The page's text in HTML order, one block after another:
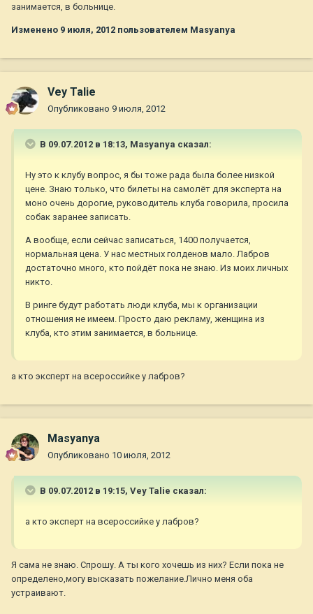
занимается, в больнице.
Изменено 9 июля, 2012 пользователем Masyanya
Vey Talie
Опубликовано 9 июля, 2012
В 09.07.2012 в 18:13, Masyanya сказал:
Ну это к клубу вопрос, я бы тоже рада была более низкой
цене. Знаю только, что билеты на самолёт для эксперта на
моно очень дорогие, руководитель клуба говорила, просила
собак заранее записать.
А вообще, если сейчас записаться, 1400 получается,
нормальная цена. У нас местных голденов мало. Лабров
достаточно много, кто пойдёт пока не знаю. Из моих личных
никто.
В ринге будут работать люди клуба, мы к организации
отношения не имеем. Просто даю рекламу, женщина из
клуба, кто этим занимается, в больнице.
а кто эксперт на всероссийке у лабров?
Masyanya
Опубликовано 10 июля, 2012
В 09.07.2012 в 19:15, Vey Talie сказал:
а кто эксперт на всероссийке у лабров?
Я сама не знаю. Спрошу. А ты кого хочешь из них? Если пока не
определено,могу высказать пожелание.Лично меня оба
устраивают.